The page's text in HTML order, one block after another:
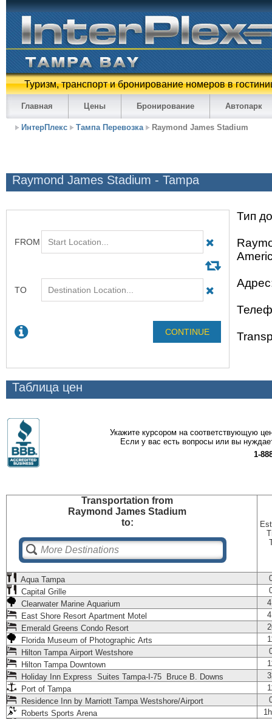
Туризм, транспорт и бронирование номеров в
Главная Цены Бронирование Автопарк
ИнтерПлекс Тампа Перевозка Raymond James Stadium
Raymond James Stadium - Tampa
Тип
Таблица цен
Укажите курсором на соответствующую
Если у вас есть вопросы или вы
1-
Transportation from
Raymond James Stadium
to:
Aqua Tampa
Capital Grille
Clearwater Marine Aquarium
East Shore Resort Apartment Motel
Emerald Greens Condo Resort
Florida Museum of Photographic Arts
Hilton Tampa Airport Westshore
Hilton Tampa Downtown
Holiday Inn Express Suites Tampa-I-75 Bruce B. Downs
Port of Tampa
Residence Inn by Marriott Tampa Westshore/Airport
Roberts Sports Arena